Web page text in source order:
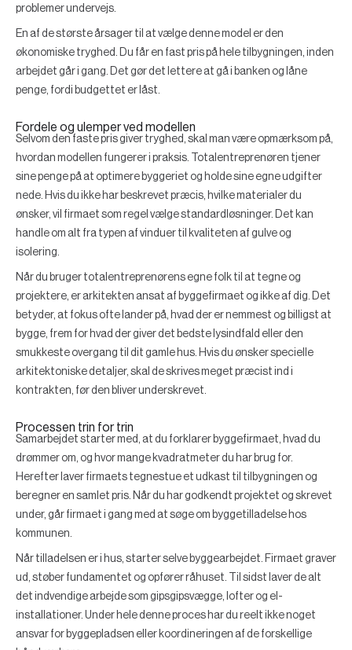
problemer undervejs.
En af de største årsager til at vælge denne model er den
økonomiske tryghed. Du får en fast pris på hele tilbygningen, inden
arbejdet går i gang. Det gør det lettere at gå i banken og låne
penge, fordi budgettet er låst.
Fordele og ulemper ved modellen
Selvom den faste pris giver tryghed, skal man være opmærksom på,
hvordan modellen fungerer i praksis. Totalentreprenøren tjener
sine penge på at optimere byggeriet og holde sine egne udgifter
nede. Hvis du ikke har beskrevet præcis, hvilke materialer du
ønsker, vil firmaet som regel vælge standardløsninger. Det kan
handle om alt fra typen af vinduer til kvaliteten af gulve og
isolering.
Når du bruger totalentreprenørens egne folk til at tegne og
projektere, er arkitekten ansat af byggefirmaet og ikke af dig. Det
betyder, at fokus ofte lander på, hvad der er nemmest og billigst at
bygge, frem for hvad der giver det bedste lysindfald eller den
smukkeste overgang til dit gamle hus. Hvis du ønsker specielle
arkitektoniske detaljer, skal de skrives meget præcist ind i
kontrakten, før den bliver underskrevet.
Processen trin for trin
Samarbejdet starter med, at du forklarer byggefirmaet, hvad du
drømmer om, og hvor mange kvadratmeter du har brug for.
Herefter laver firmaets tegnestue et udkast til tilbygningen og
beregner en samlet pris. Når du har godkendt projektet og skrevet
under, går firmaet i gang med at søge om byggetilladelse hos
kommunen.
Når tilladelsen er i hus, starter selve byggearbejdet. Firmaet graver
ud, støber fundamentet og opfører råhuset. Til sidst laver de alt
det indvendige arbejde som gipsgipsvægge, lofter og el-
installationer. Under hele denne proces har du reelt ikke noget
ansvar for byggepladsen eller koordineringen af de forskellige